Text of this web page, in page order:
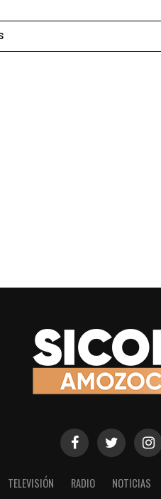
TELEVISIÓN RADIO NOTICIAS